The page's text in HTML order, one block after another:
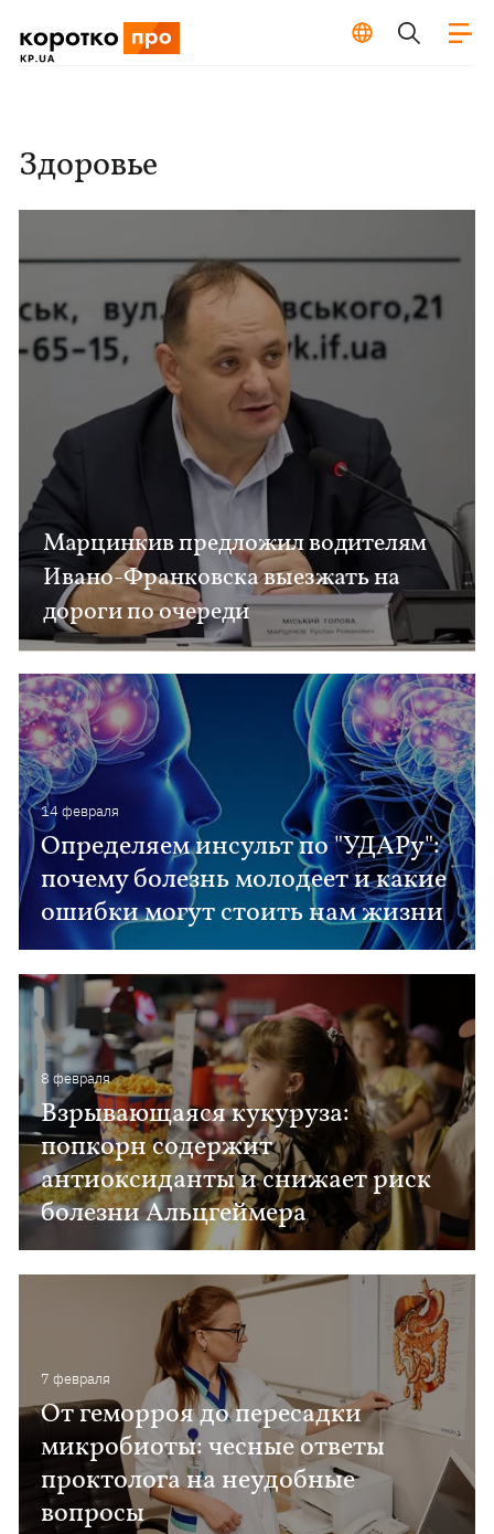
Здоровье
Марцинкив предложил водителям
Ивано-Франковска выезжать на
дороги по очереди
14 февраля
Определяем инсульт по "УДАРу":
почему болезнь молодеет и какие
ошибки могут стоить нам жизни
8 февраля
Взрывающаяся кукуруза:
попкорн содержит
антиоксиданты и снижает риск
болезни Альцгеймера
7 февраля
От геморроя до пересадки
микробиоты: чесные ответы
проктолога на неудобные
вопросы